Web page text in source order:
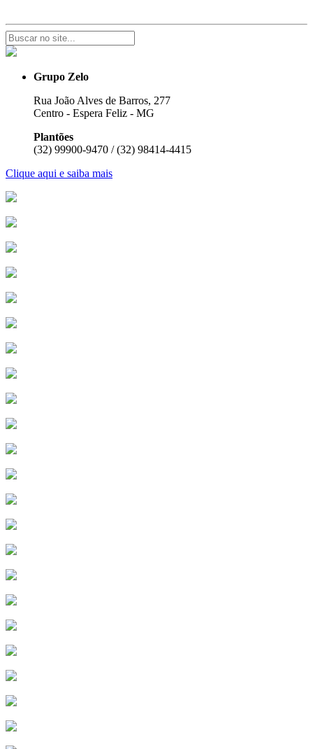
Grupo Zelo
Rua João Alves de Barros, 277
Centro - Espera Feliz - MG
Plantões
(32) 99900-9470 / (32) 98414-4415
Clique aqui e saiba mais